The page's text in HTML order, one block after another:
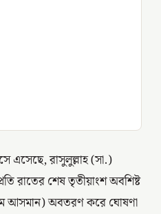
এসেছে, রাসুলুল্লাহ (সা.)
রাতের শেষ তৃতীয়াংশ অবশিষ্ট
আসমান) অবতরণ করে ঘোষণা